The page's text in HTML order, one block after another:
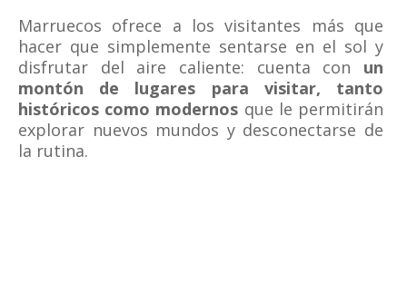
Marruecos ofrece a los visitantes más que
hacer que simplemente sentarse en el sol y
disfrutar del aire caliente: cuenta con un
montón de lugares para visitar, tanto
históricos como modernos que le permitirán
explorar nuevos mundos y desconectarse de
la rutina.